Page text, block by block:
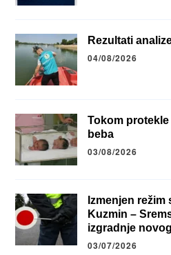
Rezultati
04/08/2026
Tokom
beba
03/08/2026
Izmenjen
Kuzmin –
izgradnje
03/07/2026